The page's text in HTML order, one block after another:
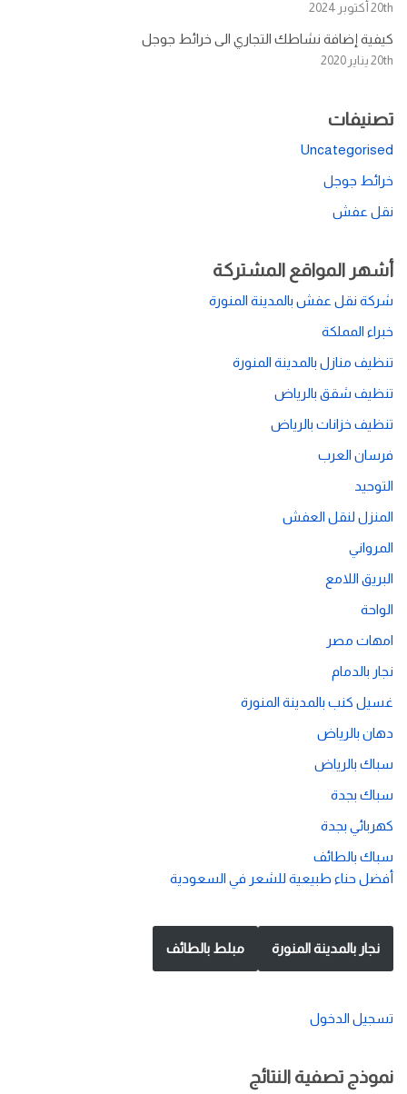
20th أكتوبر 2024
كيفية إضافة نشاطك التجاري الى خرائط جوجل
20th يناير 2020
تصنيفات
Uncategorised
خرائط جوجل
نقل عفش
أشهر المواقع المشتركة
شركة نقل عفش بالمدينة المنورة
خبراء المملكة
تنظيف منازل بالمدينة المنورة
تنظيف شقق بالرياض
تنظيف خزانات بالرياض
فرسان العرب
التوحيد
المنزل لنقل العفش
المرواني
البريق اللامع
الواحة
امهات مصر
نجار بالدمام
غسيل كنب بالمدينة المنورة
دهان بالرياض
سباك بالرياض
سباك بجدة
كهربائي بجدة
سباك بالطائف
أفضل حناء طبيعية للشعر في السعودية
نجار بالمدينة المنورة مبلط بالطائف
تسجيل الدخول
نموذج تصفية النتائج